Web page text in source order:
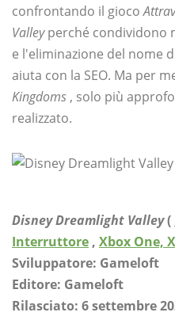
confrontando il gioco
Valleyperché condividono
e l'eliminazione del nome
aiuta con la SEO. Ma per
Kingdoms , solo più
realizzato.
Disney Dreamlight Valley(
Interruttore , Xbox One,
Sviluppatore: Gameloft
Editore: Gameloft
Rilasciato: 6 settembre